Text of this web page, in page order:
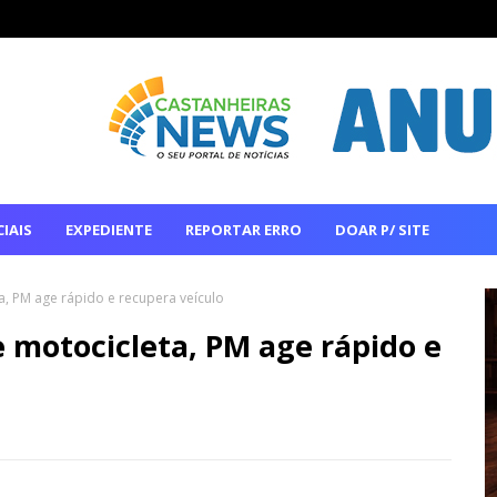
EXPEDIENTE REPORTAR ERRO DOAR P/ SITE
PM age rápido e recupera veículo
PM age rápido e